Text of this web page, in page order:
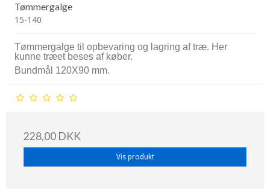
Tømmergalge
15-140
Tømmergalge til opbevaring og lagring af træ. Her
kunne træet beses af køber.
Bundmål 120X90 mm.
228,00 DKK
Vis produkt